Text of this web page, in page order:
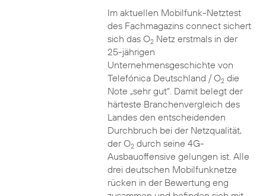
Im aktuellen Mobilfunk-Netztest
des Fachmagazins connect sichert
sich das O2Netz erstmals in der
25-jährigen
Unternehmensgeschichte von
Telefónica Deutschland / O2die
Note „sehr gut“. Damit belegt der
härteste Branchenvergleich des
Landes den entscheidenden
Durchbruch bei der Netzqualität,
der O2durch seine 4G-
Ausbauoffensive gelungen ist. Alle
drei deutschen Mobilfunknetze
rücken in der Bewertung eng